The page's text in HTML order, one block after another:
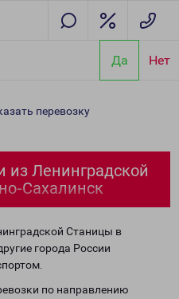
Да Нет
перевозку
из Ленинградской
Сахалинск
Станицы в
города России
по направлению